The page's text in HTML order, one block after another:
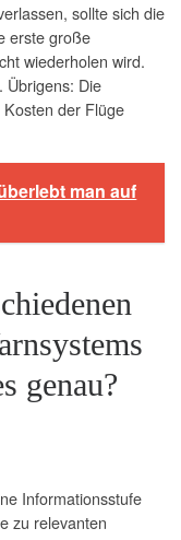
sollte sich die
erste große
wiederholen wird.
Übrigens: Die
der Flüge
man auf
genau?
Informationsstufe
zu relevanten